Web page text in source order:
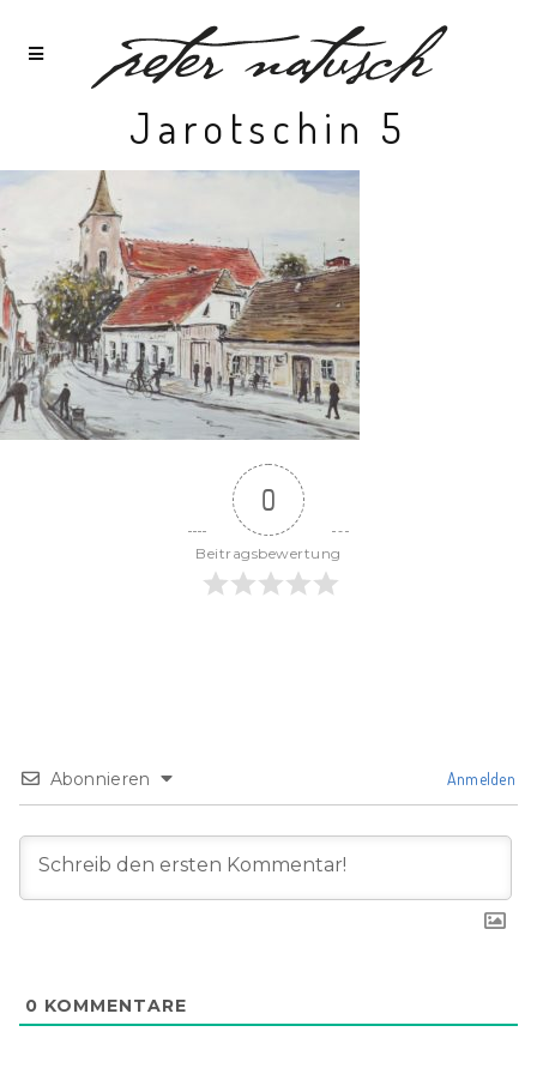
Jarotschin 5
0
Beitragsbewertung
Abonnieren Anmelden
0 KOMMENTARE